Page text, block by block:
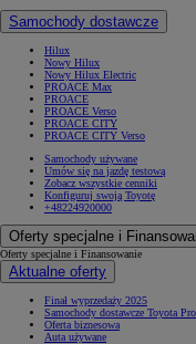
Samochody dostawcze
Hilux
Nowy Hilux
Nowy Hilux Electric
PROACE Max
PROACE
PROACE Verso
PROACE CITY
PROACE CITY Verso
Samochody używane
Umów się na jazdę testową
Zobacz wszystkie cenniki
Konfiguruj swoją Toyotę
+48224920000
Oferty specjalne i
Oferty specjalne i Finansowanie
Aktualne oferty
Finał wyprzedaży 2025
Samochody dostawcze Toyota
Oferta biznesowa
Auta używane